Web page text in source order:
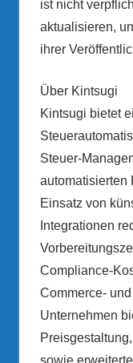
ist nicht
aktualisieren,
ihrer
Über Kintsugi
Kintsugi bietet
Steuer-
automatisierten
Einsatz von
Integrationen
Compliance-
Commerce-
Unternehmen